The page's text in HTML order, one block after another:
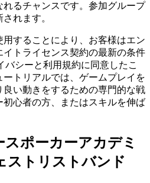
るチャンスです。参加グループ
れます。
することにより、お客様はエン
イトライセンス契約の最新の条件
バシーと利用規約に同意したこ
トリアルでは、ゲームプレイを
い動きをするための専門的な戦
心者の方、またはスキルを伸ば
ポーカーアカデミ
ストリストバンド